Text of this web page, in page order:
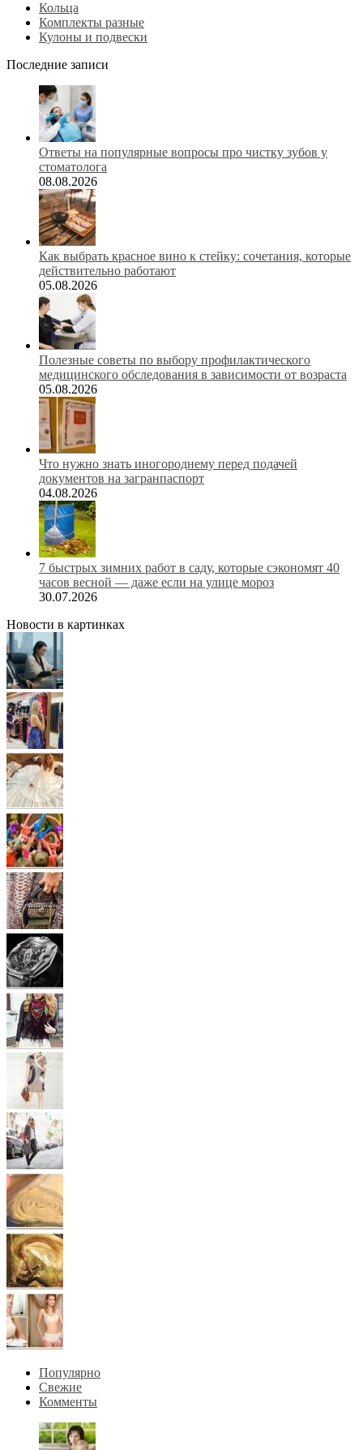
Кольца
Комплекты разные
Кулоны и подвески
Последние записи
Ответы на популярные вопросы про чистку зубов у
стоматолога
08.08.2026
Как выбрать красное вино к стейку: сочетания, которые
действительно работают
05.08.2026
Полезные советы по выбору профилактического
медицинского обследования в зависимости от возраста
05.08.2026
Что нужно знать иногороднему перед подачей
документов на загранпаспорт
04.08.2026
7 быстрых зимних работ в саду, которые сэкономят 40
часов весной — даже если на улице мороз
30.07.2026
Новости в картинках
Популярно
Свежие
Комменты